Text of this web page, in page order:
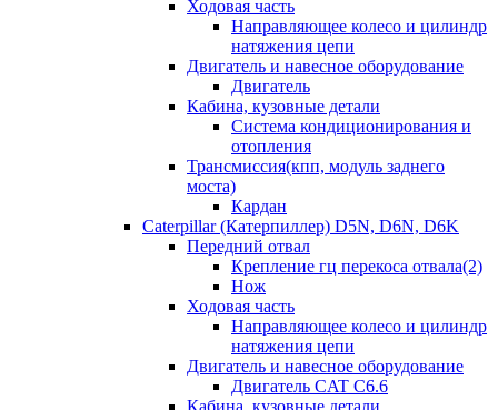
Ходовая часть
Направляющее колесо и цилиндр
натяжения цепи
Двигатель и навесное оборудование
Двигатель
Кабина, кузовные детали
Система кондиционирования и
отопления
Трансмиссия(кпп, модуль заднего
моста)
Кардан
Caterpillar (Катерпиллер) D5N, D6N, D6K
Передний отвал
Крепление гц перекоса отвала(2)
Нож
Ходовая часть
Направляющее колесо и цилиндр
натяжения цепи
Двигатель и навесное оборудование
Двигатель CAT C6.6
Кабина, кузовные детали